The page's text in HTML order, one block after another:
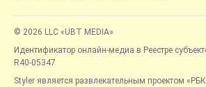
© 2026 LLC «UBT MEDIA»
Идентификатор онлайн-медиа в Реестре
R40-05347
Styler является развлекательным проектом